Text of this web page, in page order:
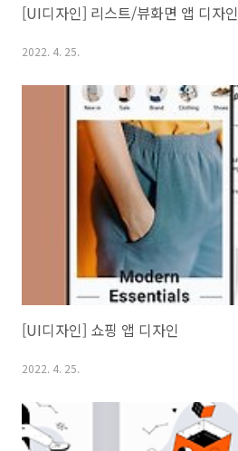
[UI디자인] 리스트/뷰화면 앱 디자인
2022. 4. 25.
[UI디자인] 쇼핑 앱 디자인
2022. 4. 25.